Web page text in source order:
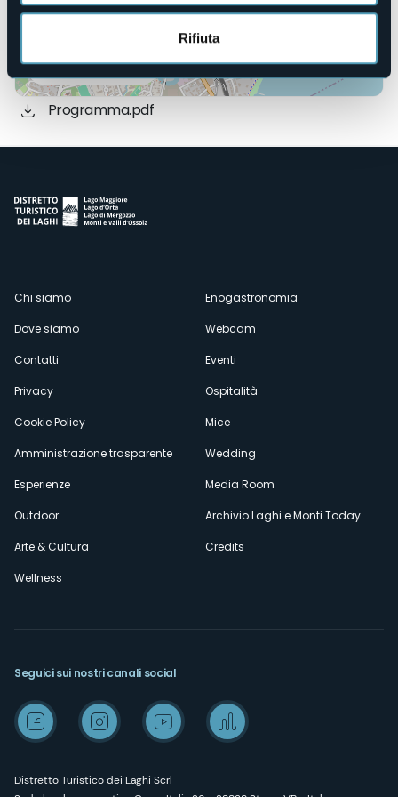
Rifiuta
Apri mappa
Programma.pdf
Menù
secondario
Chi siamo
Dove siamo
Contatti
Privacy
Cookie Policy
Amministrazione trasparente
Esperienze
Outdoor
Arte & Cultura
Wellness
Enogastronomia
Webcam
Eventi
Ospitalità
Mice
Wedding
Media Room
Archivio Laghi e Monti Today
Credits
Distretto Turistico dei Laghi Scrl
Seguici sui nostri canali social